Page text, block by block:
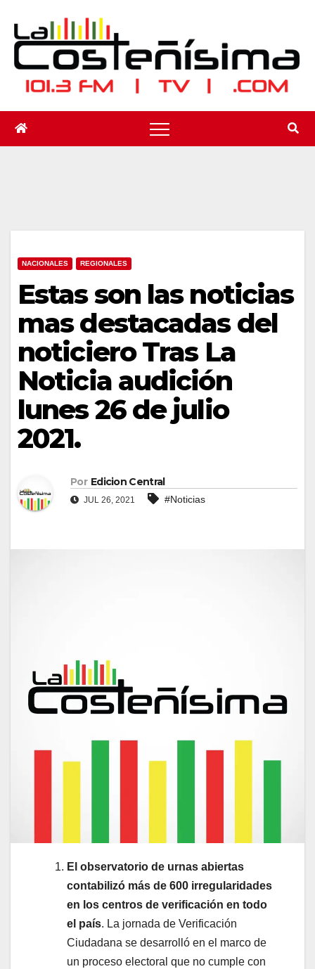
contenido
NACIONALES REGIONALES
Estas son las noticias
mas destacadas del
noticiero Tras La
Noticia audición
lunes 26 de julio
2021.
Por Edicion Central
JUL 26, 2021 #Noticias
El observatorio de urnas abiertas
contabilizó más de 600 irregularidades
en los centros de verificación en todo
el país. La jornada de Verificación
Ciudadana se desarrolló en el marco de
un proceso electoral que no cumple con